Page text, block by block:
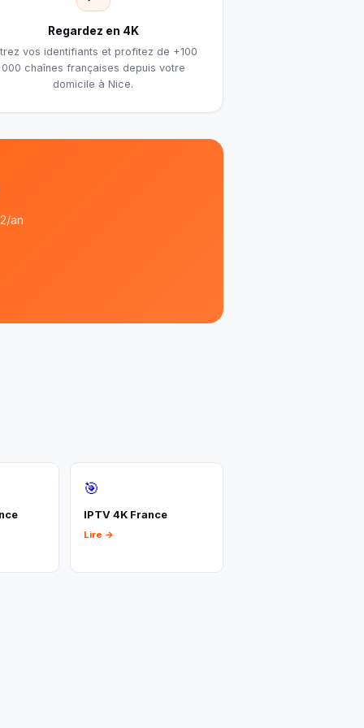
Regardez en 4K
vos identifiants et profitez de +100
000 chaînes françaises depuis votre
domicile à Nice.
an
🎯
IPTV 4K France
Lire →